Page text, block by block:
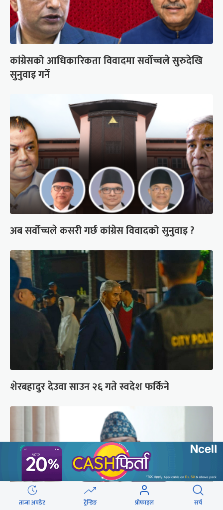
कांग्रेसको आधिकारिकता विवादमा सर्वोच्चले सुरुदेखि
सुनुवाइ गर्ने
अब सर्वोच्चले कसरी गर्छ कांग्रेस विवादको सुनुवाइ ?
शेरबहादुर देउवा साउन २६ गते स्वदेश फर्किने
ताजा अपडेट ट्रेन्डिङ प्रोफाइल सर्च